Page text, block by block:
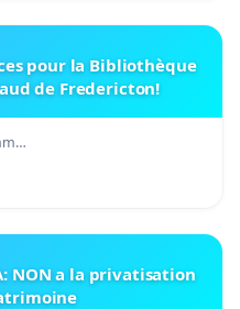
pour la Bibliothèque
de Fredericton!
NON a la privatisation